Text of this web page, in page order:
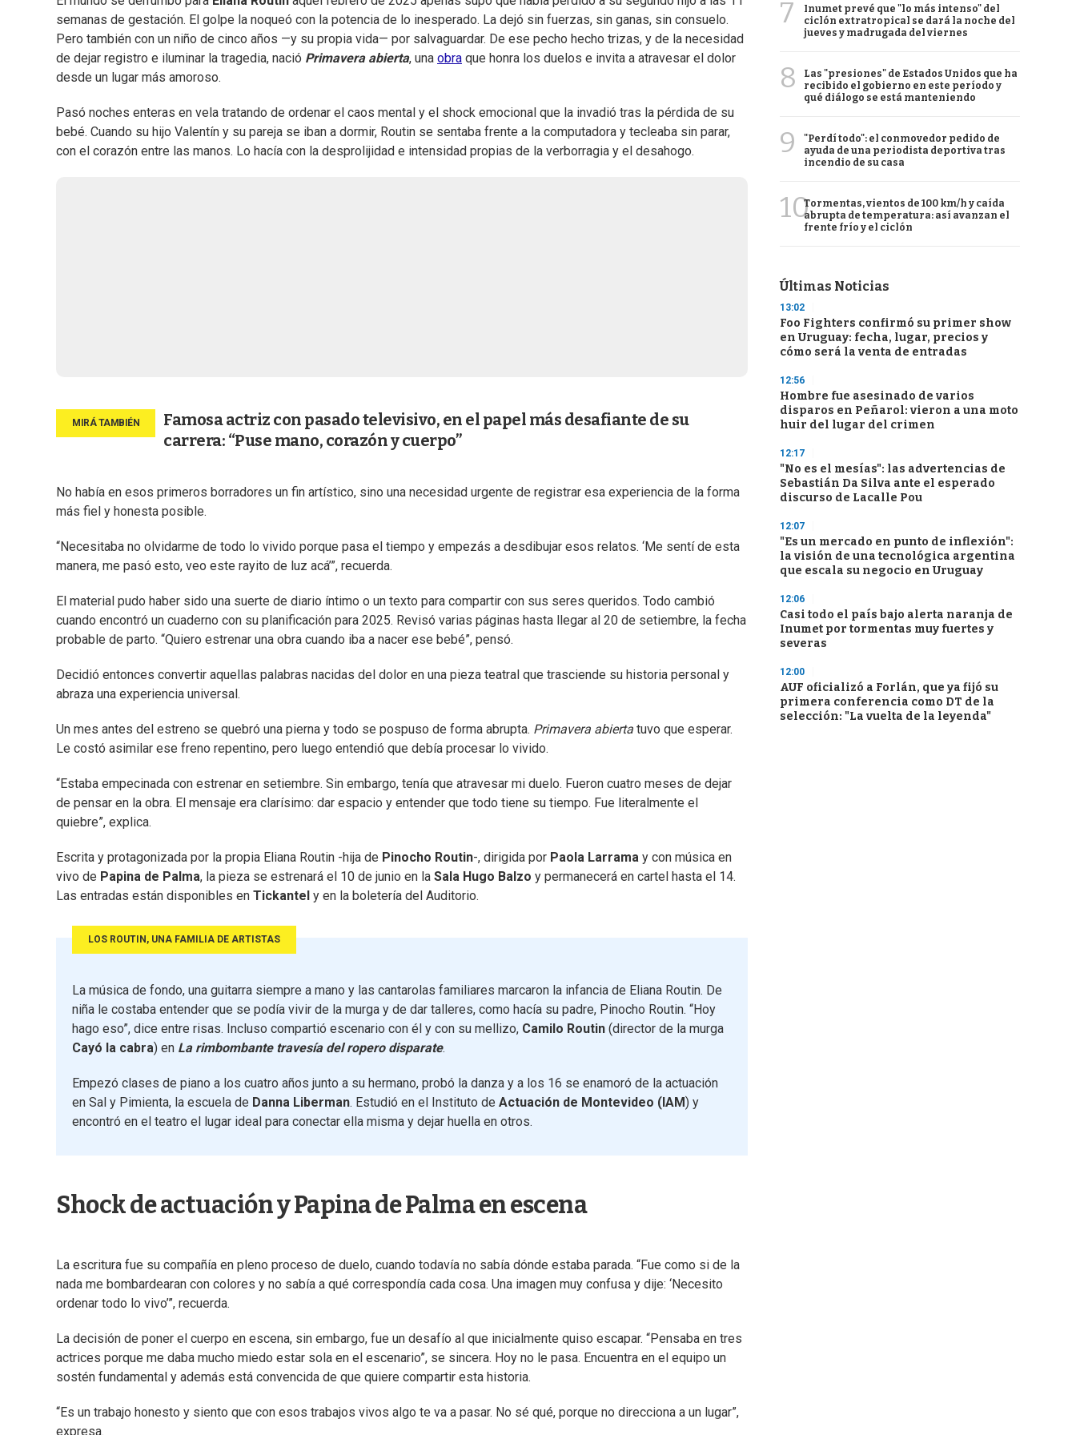
semanas de gestación. El golpe la noqueó con la potencia de lo inesperado. La dejó sin fuerzas, sin ganas, sin consuelo.
Pero también con un niño de cinco años —y su propia vida— por salvaguardar. De ese pecho hecho trizas, y de la necesidad
de dejar registro e iluminar la tragedia, nació Primavera abierta, una obra que honra los duelos e invita a atravesar el dolor
desde un lugar más amoroso.
Pasó noches enteras en vela tratando de ordenar el caos mental y el shock emocional que la invadió tras la pérdida de su
bebé. Cuando su hijo Valentín y su pareja se iban a dormir, Routin se sentaba frente a la computadora y tecleaba sin parar,
con el corazón entre las manos. Lo hacía con la desprolijidad e intensidad propias de la verborragia y el desahogo.
Famosa actriz con pasado televisivo, en el papel más desafiante de su
carrera: “Puse mano, corazón y cuerpo”
No había en esos primeros borradores un fin artístico, sino una necesidad urgente de registrar esa experiencia de la forma
más fiel y honesta posible.
“Necesitaba no olvidarme de todo lo vivido porque pasa el tiempo y empezás a desdibujar esos relatos. ‘Me sentí de esta
manera, me pasó esto, veo este rayito de luz acá’”, recuerda.
El material pudo haber sido una suerte de diario íntimo o un texto para compartir con sus seres queridos. Todo cambió
cuando encontró un cuaderno con su planificación para 2025. Revisó varias páginas hasta llegar al 20 de setiembre, la fecha
probable de parto. “Quiero estrenar una obra cuando iba a nacer ese bebé”, pensó.
Decidió entonces convertir aquellas palabras nacidas del dolor en una pieza teatral que trasciende su historia personal y
abraza una experiencia universal.
Un mes antes del estreno se quebró una pierna y todo se pospuso de forma abrupta. Primavera abierta tuvo que esperar.
Le costó asimilar ese freno repentino, pero luego entendió que debía procesar lo vivido.
“Estaba empecinada con estrenar en setiembre. Sin embargo, tenía que atravesar mi duelo. Fueron cuatro meses de dejar
de pensar en la obra. El mensaje era clarísimo: dar espacio y entender que todo tiene su tiempo. Fue literalmente el
quiebre”, explica.
Escrita y protagonizada por la propia Eliana Routin -hija de Pinocho Routin-, dirigida por Paola Larrama y con música en
vivo de Papina de Palma, la pieza se estrenará el 10 de junio en la Sala Hugo Balzo y permanecerá en cartel hasta el 14.
Las entradas están disponibles en Tickantel y en la boletería del Auditorio.
LOS ROUTIN, UNA FAMILIA DE ARTISTAS
La música de fondo, una guitarra siempre a mano y las cantarolas familiares marcaron la infancia de Eliana Routin. De
niña le costaba entender que se podía vivir de la murga y de dar talleres, como hacía su padre, Pinocho Routin. “Hoy
hago eso”, dice entre risas. Incluso compartió escenario con él y con su mellizo, Camilo Routin (director de la murga
Cayó la cabra) en La rimbombante travesía del ropero disparate.
Empezó clases de piano a los cuatro años junto a su hermano, probó la danza y a los 16 se enamoró de la actuación
en Sal y Pimienta, la escuela de Danna Liberman. Estudió en el Instituto de Actuación de Montevideo (IAM) y
encontró en el teatro el lugar ideal para conectar ella misma y dejar huella en otros.
Shock de actuación y Papina de Palma en escena
La escritura fue su compañía en pleno proceso de duelo, cuando todavía no sabía dónde estaba parada. “Fue como si de la
nada me bombardearan con colores y no sabía a qué correspondía cada cosa. Una imagen muy confusa y dije: ‘Necesito
ordenar todo lo vivo’”, recuerda.
La decisión de poner el cuerpo en escena, sin embargo, fue un desafío al que inicialmente quiso escapar. “Pensaba en tres
actrices porque me daba mucho miedo estar sola en el escenario”, se sincera. Hoy no le pasa. Encuentra en el equipo un
sostén fundamental y además está convencida de que quiere compartir esta historia.
“Es un trabajo honesto y siento que con esos trabajos vivos algo te va a pasar. No sé qué, porque no direcciona a un lugar”,
expresa.
7
Inumet prevé que "lo más intenso" del
ciclón extratropical se dará la noche del
jueves y madrugada del viernes
8
Las "presiones" de Estados Unidos que ha
recibido el gobierno en este período y
qué diálogo se está manteniendo
9
"Perdí todo": el conmovedor pedido de
ayuda de una periodista deportiva tras
incendio de su casa
10Tormentas, vientos de 100 km/h y caída
abrupta de temperatura: así avanzan el
frente frío y el ciclón
Últimas Noticias
13:02
Foo Fighters confirmó su primer show
en Uruguay: fecha, lugar, precios y
cómo será la venta de entradas
12:56
Hombre fue asesinado de varios
disparos en Peñarol: vieron a una moto
huir del lugar del crimen
12:17
"No es el mesías": las advertencias de
Sebastián Da Silva ante el esperado
discurso de Lacalle Pou
12:07
"Es un mercado en punto de inflexión":
la visión de una tecnológica argentina
que escala su negocio en Uruguay
12:06
Casi todo el país bajo alerta naranja de
Inumet por tormentas muy fuertes y
severas
12:00
AUF oficializó a Forlán, que ya fijó su
primera conferencia como DT de la
selección: "La vuelta de la leyenda"